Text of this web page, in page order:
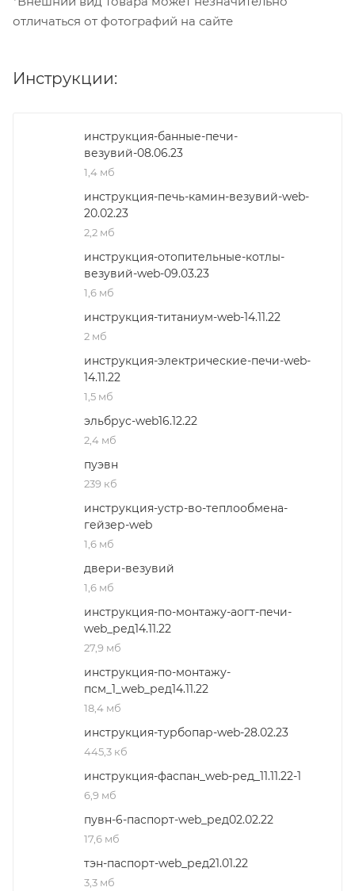
отличаться от фотографий на сайте
Инструкции:
инструкция-банные-печи-
везувий-08.06.23
1,4 мб
инструкция-печь-камин-везувий-web-
20.02.23
2,2 мб
инструкция-отопительные-котлы-
везувий-web-09.03.23
1,6 мб
инструкция-титаниум-web-14.11.22
2 мб
инструкция-электрические-печи-web-
14.11.22
1,5 мб
эльбруc-web16.12.22
2,4 мб
пуэвн
239 кб
инструкция-устр-во-теплообмена-
гейзер-web
1,6 мб
двери-везувий
1,6 мб
инструкция-по-монтажу-аогт-печи-
web_ред14.11.22
27,9 мб
инструкция-по-монтажу-
псм_1_web_ред14.11.22
18,4 мб
инструкция-турбопар-web-28.02.23
445,3 кб
инструкция-фаспан_web-ред_11.11.22-1
6,9 мб
пувн-6-паспорт-web_ред02.02.22
17,6 мб
тэн-паспорт-web_ред21.01.22
3,3 мб